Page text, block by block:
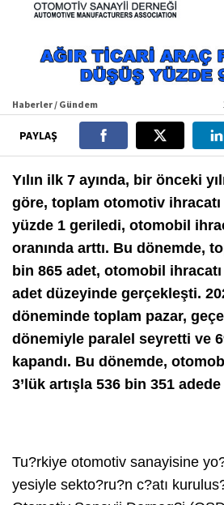
Haberler / Gündem
PAYLAŞ
Yılın ilk 7 ayında, bir önceki
göre, toplam otomotiv ihracatı
yüzde 1 geriledi, otomobil
oranında arttı. Bu dönemde,
bin 865 adet, otomobil
adet düzeyinde gerçekleşti.
döneminde toplam pazar,
dönemiyle paralel seyretti ve
kapandı. Bu dönemde,
3’lük artışla 536 bin 351 adede
Tu?rkiye otomotiv sanayisine
yesiyle sekto?ru?n c?atı